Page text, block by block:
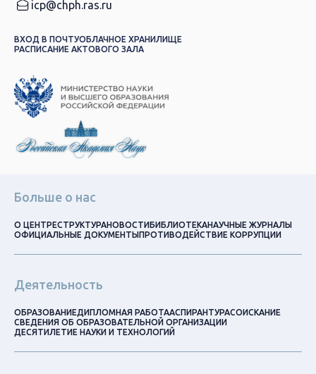
icp@chph.ras.ru
ВХОД В ПОЧТУОБЛАЧНОЕ ХРАНИЛИЩЕ
РАСПИСАНИЕ АКТОВОГО ЗАЛА
Больше о нас
О ЦЕНТРЕСТРУКТУРАНОВОСТИБИБЛИОТЕКАНАУЧНЫЕ ЖУРНАЛЫ
ОФИЦИАЛЬНЫЕ ДОКУМЕНТЫПРОТИВОДЕЙСТВИЕ КОРРУПЦИИ
Деятельность
ОБРАЗОВАНИЕДИПЛОМНАЯ РАБОТААСПИРАНТУРАСОИСКАНИЕ
СВЕДЕНИЯ ОБ ОБРАЗОВАТЕЛЬНОЙ ОРГАНИЗАЦИИ
ДЕСЯТИЛЕТИЕ НАУКИ И ТЕХНОЛОГИЙ